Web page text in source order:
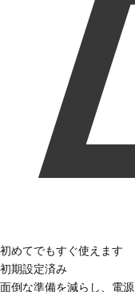
初めてでもすぐ使えます
初期設定済み
面倒な準備を減らし、電